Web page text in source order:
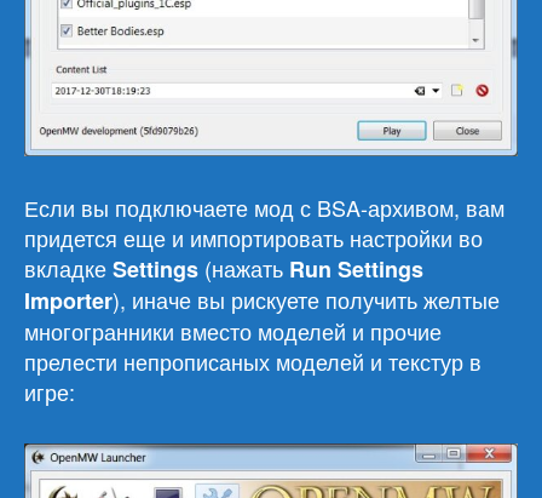
Если вы подключаете мод с BSA-архивом, вам
придется еще и импортировать настройки во
вкладкеSettings (нажать Run Settings
Importer), иначе вы рискуете получить желтые
многогранники вместо моделей и прочие
прелести непрописаных моделей и текстур в
игре: